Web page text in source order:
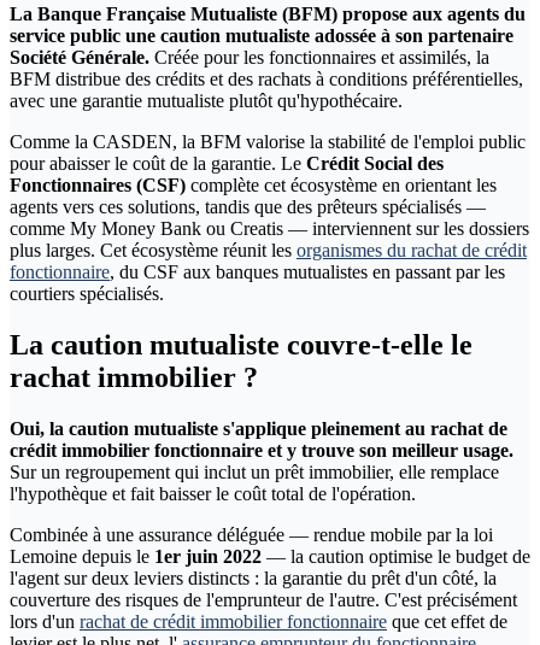
La Banque Française Mutualiste (BFM) propose aux agents du
service public une caution mutualiste adossée à son partenaire
Société Générale. Créée pour les fonctionnaires et assimilés, la
BFM distribue des crédits et des rachats à conditions préférentielles,
avec une garantie mutualiste plutôt qu'hypothécaire.
Comme la CASDEN, la BFM valorise la stabilité de l'emploi public
pour abaisser le coût de la garantie. Le Crédit Social des
Fonctionnaires (CSF) complète cet écosystème en orientant les
agents vers ces solutions, tandis que des prêteurs spécialisés —
comme My Money Bank ou Creatis — interviennent sur les dossiers
plus larges. Cet écosystème réunit les organismes du rachat de crédit
fonctionnaire, du CSF aux banques mutualistes en passant par les
courtiers spécialisés.
La caution mutualiste couvre-t-elle le
rachat immobilier ?
Oui, la caution mutualiste s'applique pleinement au rachat de
crédit immobilier fonctionnaire et y trouve son meilleur usage.
Sur un regroupement qui inclut un prêt immobilier, elle remplace
l'hypothèque et fait baisser le coût total de l'opération.
Combinée à une assurance déléguée — rendue mobile par la loi
Lemoine depuis le 1er juin 2022 — la caution optimise le budget de
l'agent sur deux leviers distincts : la garantie du prêt d'un côté, la
couverture des risques de l'emprunteur de l'autre. C'est précisément
lors d'un rachat de crédit immobilier fonctionnaire que cet effet de